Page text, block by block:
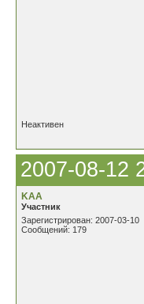
Неактивен
2007-08-12
KAA
Участник
Зарегистрирован: 2007-03-10
Сообщений: 179